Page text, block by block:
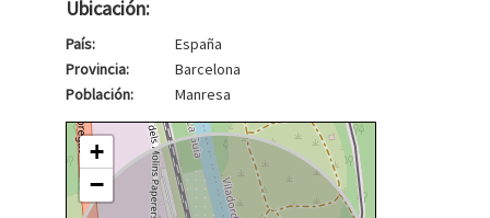
Ubicación:
País:
España
Provincia:
Barcelona
Población:
Manresa
+
−